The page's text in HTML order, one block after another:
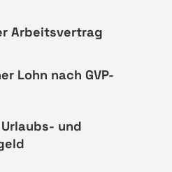
Arbeitsvertrag
Lohn nach GVP-
und